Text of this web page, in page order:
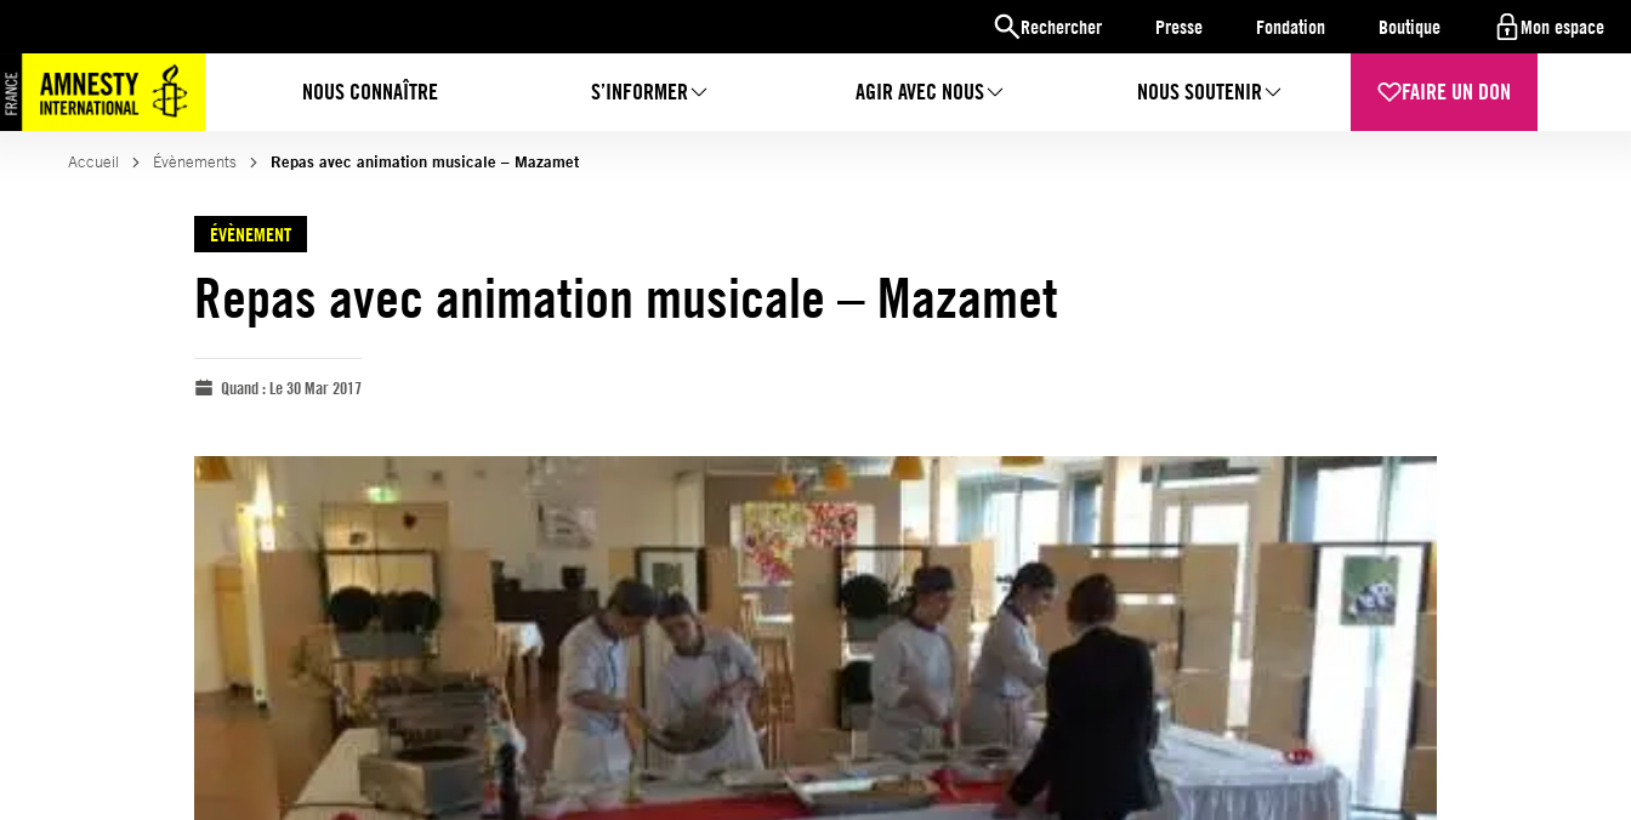
Rechercher Presse Fondation Boutique Mon espace
NOUS CONNAÎTRE S’INFORMER AGIR AVEC NOUS NOUS SOUTENIR FAIRE UN DON
Accueil Évènements Repas avec animation musicale – Mazamet
ÉVÈNEMENT
Repas avec animation musicale – Mazamet
Quand :Le 30 Mar 2017